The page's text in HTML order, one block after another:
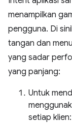
menampilkan
pengguna. Di
tangan dan
yang sadar
yang panjang:
Untuk
setiap